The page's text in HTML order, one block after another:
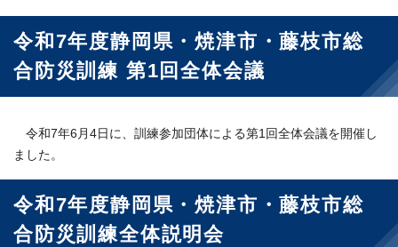
令和7年度静岡県・焼津市・藤枝市総
合防災訓練 第1回全体会議
令和7年6月4日に、訓練参加団体による第1回全体会議を開催し
ました。
令和7年度静岡県・焼津市・藤枝市総
合防災訓練全体説明会